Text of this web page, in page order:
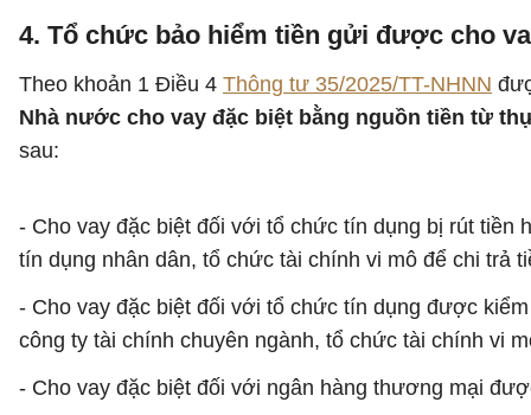
4. Tổ chức bảo hiểm tiền gửi được cho
Theo khoản 1 Điều 4 Thông tư 35/2025/TT-NHNN
Nhà nước cho vay đặc biệt bằng nguồn tiền từ
sau:
- Cho vay đặc biệt đối với tổ chức tín dụng bị rút tiền
tín dụng nhân dân, tổ chức tài chính vi mô để chi trả
- Cho vay đặc biệt đối với tổ chức tín dụng được
công ty tài chính chuyên ngành, tổ chức tài chính vi
- Cho vay đặc biệt đối với ngân hàng thương mại